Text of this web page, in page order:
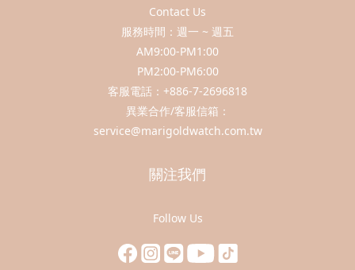
Contact Us
服務時間：週一 ~ 週五
AM9:00-PM1:00
PM2:00-PM6:00
客服電話：+886-7-2696818
異業合作/客服信箱：
service@marigoldwatch.com.tw
關注我們
Follow Us